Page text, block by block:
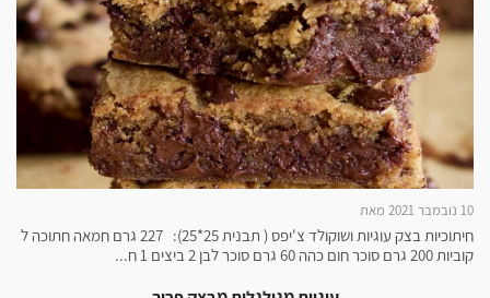
10 נובמבר 2021 מאת
חיתוכיות בצק עוגיות ושוקולד צ'יפס ( תבנית 25*25): 227 גרם חמאה חתוכה ל
קוביות 200 גרם סוכר חום כהה 60 גרם סוכר לבן 2 ביצים 1 ח...